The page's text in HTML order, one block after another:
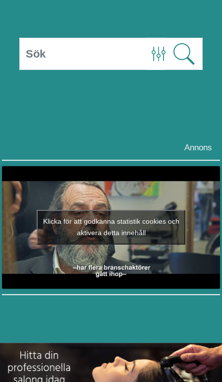
Annons
Klicka för att godkänna statistik cookies och
aktivera detta innehåll